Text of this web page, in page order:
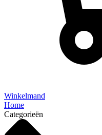
Winkelmand
Home
Categorieën